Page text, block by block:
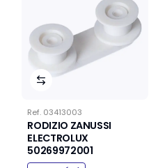
Ref. 03413003
RODIZIO ZANUSSI
ELECTROLUX
50269972001